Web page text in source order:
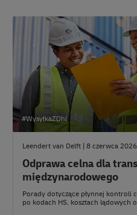
#WysyłkaZDhl
Leendert van Delft | 8 czerwca 2026
Odprawa celna dla
międzynarodowego
Porady dotyczące płynnej kontroli
po kodach HS, kosztach lądowych